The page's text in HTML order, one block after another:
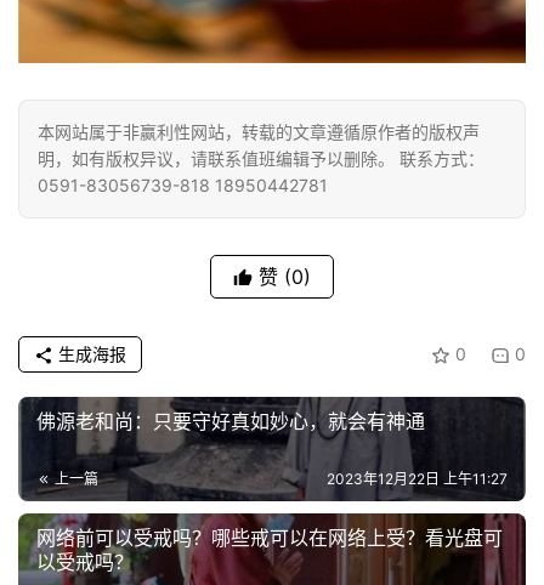
本网站属于非赢利性网站，转载的文章遵循原作者的版权声
明，如有版权异议，请联系值班编辑予以删除。 联系方式：
0591-83056739-818 18950442781
赞 (0)
0 0
生成海报
佛源老和尚：只要守好真如妙心，就会有神通
上一篇 2023年12月22日 上午11:27
网络前可以受戒吗？哪些戒可以在网络上受？看光盘可
以受戒吗？